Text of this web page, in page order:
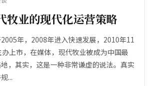
牧业的现代化运营策略
年，2008年进入快速发展，2010年11
上市，在媒体，现代牧业被成为中国最
，其实，这是一种非常谦虚的说法。真实
...